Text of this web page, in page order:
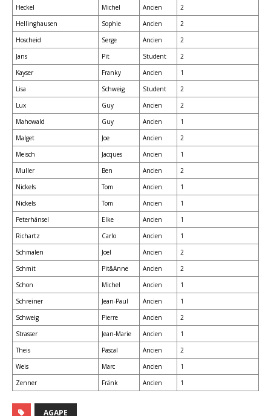
Heckel
Michel Ancien
2
Hellinghausen
Sophie Ancien
2
Hoscheid
Serge Ancien
2
Jans
Pit Student
2
Kayser
Franky Ancien
1
Lisa
Schweig Student
2
Lux
Guy Ancien
2
Mahowald
Guy Ancien
1
Malget
Joe Ancien
2
Meisch
Jacques Ancien
1
Muller
Ben Ancien
2
Nickels
Tom Ancien
1
Nickels
Tom Ancien
1
Peterhänsel
Elke Ancien
1
Richartz
Carlo Ancien
1
Schmalen
Joel Ancien
2
Schmit
Pit&Anne Ancien
2
Schon
Michel Ancien
1
Schreiner
Jean-Paul Ancien
1
Schweig
Pierre Ancien
2
Strasser
Jean-Marie Ancien
1
Theis
Pascal Ancien
2
Weis
Marc Ancien
1
Zenner
Fränk Ancien 1
AGAPE